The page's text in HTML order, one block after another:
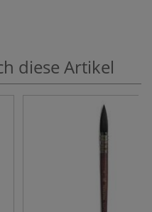
diese Artikel